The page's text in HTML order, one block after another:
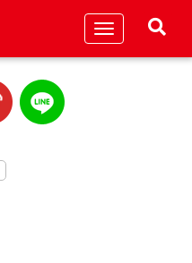
Toggle